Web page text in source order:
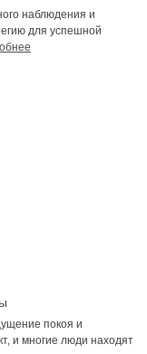
наблюдения и
для успешной
покоя и
и многие люди находят